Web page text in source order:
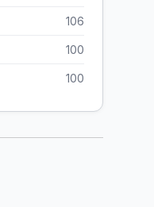
106
100
100